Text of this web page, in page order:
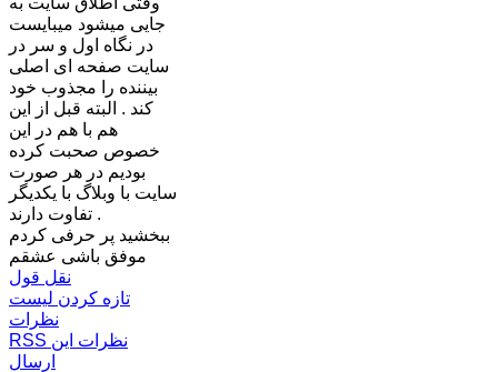
جایی میشود میبایست
در نگاه اول و سر در
سایت صفحه ای اصلی
بیننده را مجذوب خود
کند . البته قبل از این
هم با هم در این
خصوص صحبت کرده
بودیم در هر صورت
سایت با وبلاگ با یکدیگر
تفاوت دارند .
ببخشید پر حرفی کردم
موفق باشی عشقم
نقل قول
تازه کردن لیست
نظرات
RSS نظرات این
ارسال